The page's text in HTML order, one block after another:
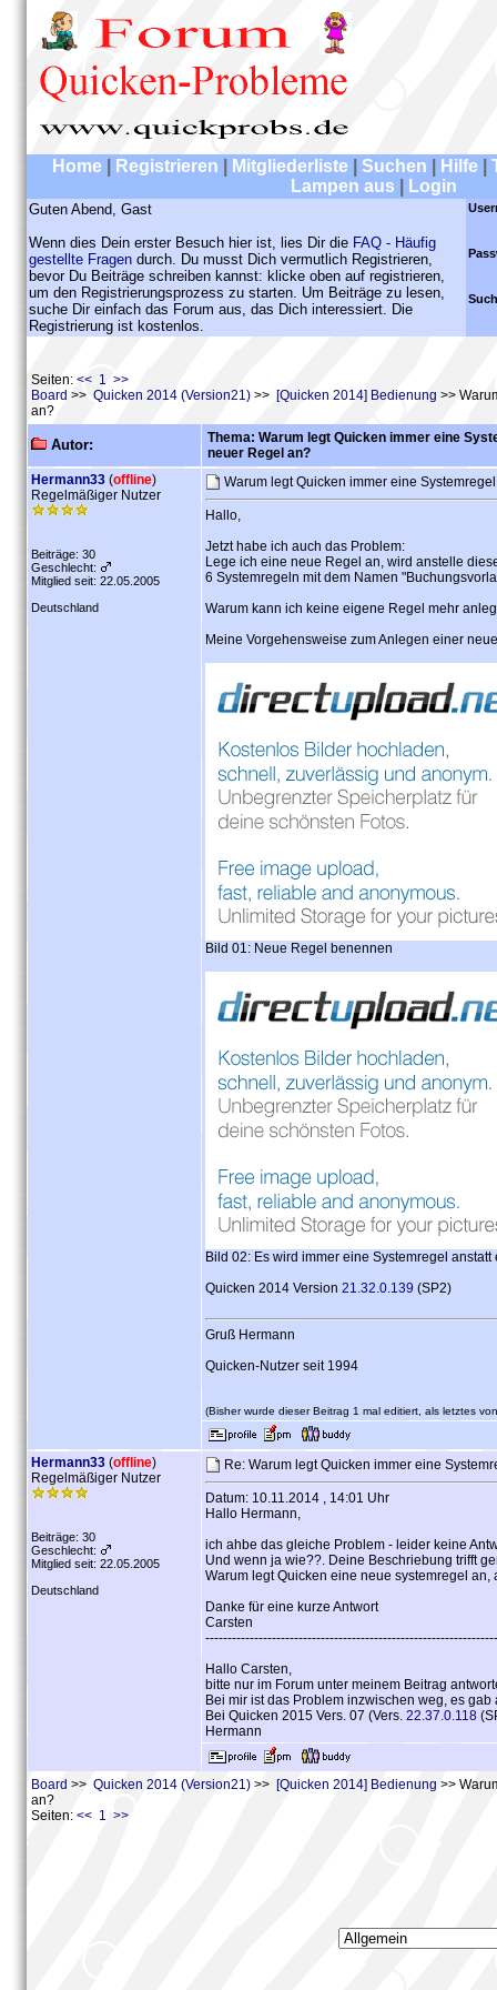
Home Registrieren Mitgliederliste Suchen Hilfe
Lampen aus
Login
Guten Abend, Gast
Wenn dies Dein erster Besuch hier ist, lies Dir die FAQ - Häufig
gestellte Fragen durch. Du musst Dich vermutlich Registrieren,
bevor Du Beiträge schreiben kannst: klicke oben auf registrieren,
um den Registrierungsprozess zu starten. Um Beiträge zu lesen,
suche Dir einfach das Forum aus, das Dich interessiert. Die
Registrierung ist kostenlos.
Seiten: << 1 >>
Board >> Quicken 2014 (Version21) >> [Quicken 2014] Bedienung >>
an?
Autor:
Thema: Warum legt Quicken immer eine
neuer Regel an?
Hermann33 (offline)
Regelmäßiger Nutzer
Beiträge: 30
Geschlecht:
Mitglied seit: 22.05.2005
Deutschland
Warum legt Quicken immer eine
Hallo,
Jetzt habe ich auch das Problem:
Lege ich eine neue Regel an, wird anstelle
6 Systemregeln mit dem Namen
Warum kann ich keine eigene Regel mehr
Meine Vorgehensweise zum Anlegen einer
Bild 01: Neue Regel benennen
Bild 02: Es wird immer eine Systemregel
Quicken 2014 Version 21.32.0.139 (SP2)
Gruß Hermann
Quicken-Nutzer seit 1994
(Bisher wurde dieser Beitrag 1 mal editiert, als letztes
Hermann33 (offline)
Regelmäßiger Nutzer
Beiträge: 30
Geschlecht:
Mitglied seit: 22.05.2005
Deutschland
Re: Warum legt Quicken immer eine
Datum: 10.11.2014 , 14:01 Uhr
Hallo Hermann,
ich ahbe das gleiche Problem - leider keine
Und wenn ja wie??. Deine Beschriebung trifft
Warum legt Quicken eine neue systemregel
Danke für eine kurze Antwort
Carsten
Hallo Carsten,
bitte nur im Forum unter meinem Beitrag
Bei mir ist das Problem inzwischen weg, es
Bei Quicken 2015 Vers. 07 (Vers. 22.37.0.118
Hermann
Board >> Quicken 2014 (Version21) >> [Quicken 2014] Bedienung >>
an?
Seiten: << 1 >>